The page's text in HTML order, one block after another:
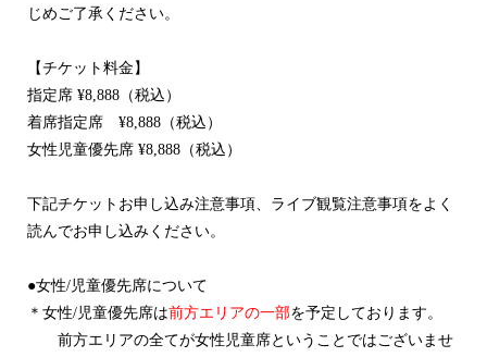
じめご了承ください。
【チケット料金】
指定席¥8,888（税込）
着席指定席 ¥8,888（税込）
女性児童優先席¥8,888（税込）
下記チケットお申し込み注意事項、ライブ観覧注意事項をよく
読んでお申し込みください。
●女性/児童優先席について
＊女性/児童優先席は前方エリアの一部を予定しております。
前方エリアの全てが女性児童席ということではございませ